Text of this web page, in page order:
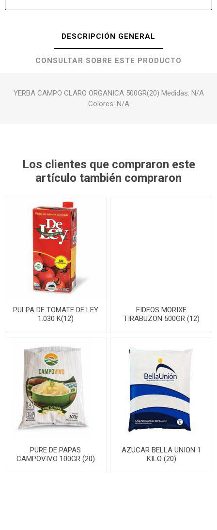
DESCRIPCIÓN GENERAL
CONSULTAR SOBRE ESTE PRODUCTO
YERBA CAMPO CLARO ORGANICA 500GR(20) Medidas: N/A
Colores: N/A
Los clientes que compraron este
artículo también compraron
PULPA DE TOMATE DE LEY
1.030 K(12)
FIDEOS MORIXE
TIRABUZON 500GR (12)
PURE DE PAPAS
CAMPOVIVO 100GR (20)
AZUCAR BELLA UNION 1
KILO (20)